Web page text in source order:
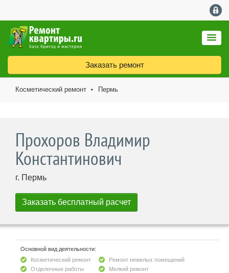
Заказать ремонт
Косметический ремонт ► Пермь
Прохоров Владимир
Константинович
г. Пермь
Основной вид деятельности:
Косметический ремонт
Ремонт нежилых помещений
Отделочные работы
Мелкий ремонт